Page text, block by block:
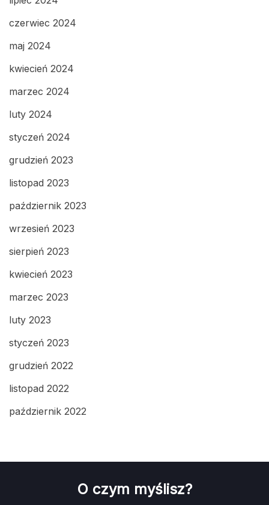
czerwiec 2024
maj 2024
kwiecień 2024
marzec 2024
luty 2024
styczeń 2024
grudzień 2023
listopad 2023
październik 2023
wrzesień 2023
sierpień 2023
kwiecień 2023
marzec 2023
luty 2023
styczeń 2023
grudzień 2022
listopad 2022
październik 2022
O czym myślisz?